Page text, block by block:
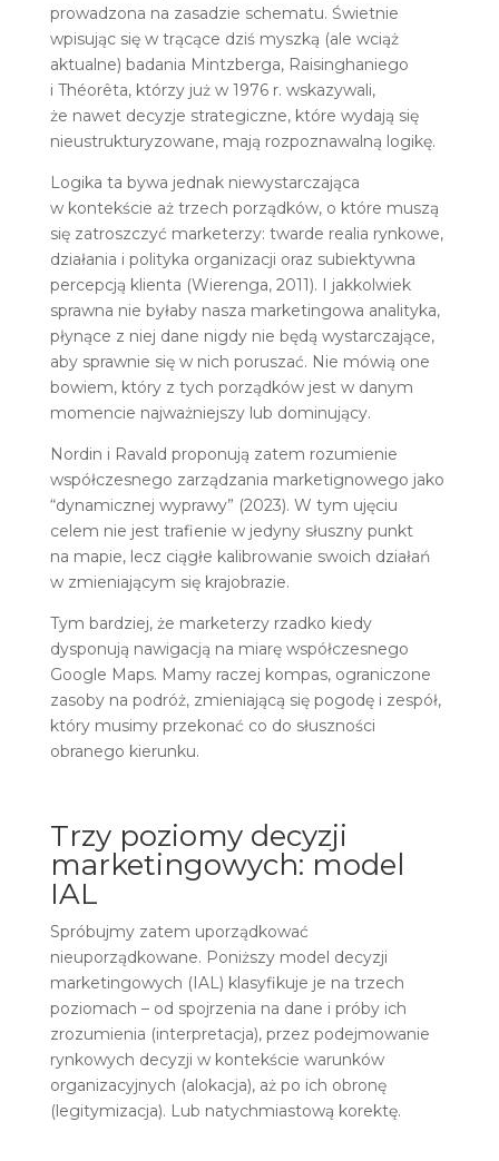
prowadzona na zasadzie schematu. Świetnie
wpisując się w trącące dziś myszką (ale wciąż
aktualne) badania Mintzberga, Raisinghaniego
i Théorêta, którzy już w 1976 r. wskazywali,
że nawet decyzje strategiczne, które wydają się
nieustrukturyzowane, mają rozpoznawalną logikę.
Logika ta bywa jednak niewystarczająca
w kontekście aż trzech porządków, o które muszą
się zatroszczyć marketerzy: twarde realia rynkowe,
działania i polityka organizacji oraz subiektywna
percepcją klienta (Wierenga, 2011). I jakkolwiek
sprawna nie byłaby nasza marketingowa analityka,
płynące z niej dane nigdy nie będą wystarczające,
aby sprawnie się w nich poruszać. Nie mówią one
bowiem, który z tych porządków jest w danym
momencie najważniejszy lub dominujący.
Nordin i Ravald proponują zatem rozumienie
współczesnego zarządzania marketignowego jako
“dynamicznej wyprawy” (2023). W tym ujęciu
celem nie jest trafienie w jedyny słuszny punkt
na mapie, lecz ciągłe kalibrowanie swoich działań
w zmieniającym się krajobrazie.
Tym bardziej, że marketerzy rzadko kiedy
dysponują nawigacją na miarę współczesnego
Google Maps. Mamy raczej kompas, ograniczone
zasoby na podróż, zmieniającą się pogodę i zespół,
który musimy przekonać co do słuszności
obranego kierunku.
Trzy poziomy decyzji
marketingowych: model
IAL
Spróbujmy zatem uporządkować
nieuporządkowane. Poniższy model decyzji
marketingowych (IAL) klasyfikuje je na trzech
poziomach – od spojrzenia na dane i próby ich
zrozumienia (interpretacja), przez podejmowanie
rynkowych decyzji w kontekście warunków
organizacyjnych (alokacja), aż po ich obronę
(legitymizacja). Lub natychmiastową korektę.